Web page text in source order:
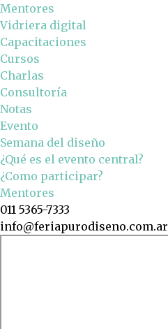
Mentores
Vidriera digital
Capacitaciones
Cursos
Charlas
Consultoría
Notas
Evento
Semana del diseño
¿Qué es el evento central?
¿Como participar?
Mentores
011 5365-7333
info@feriapurodiseno.com.ar